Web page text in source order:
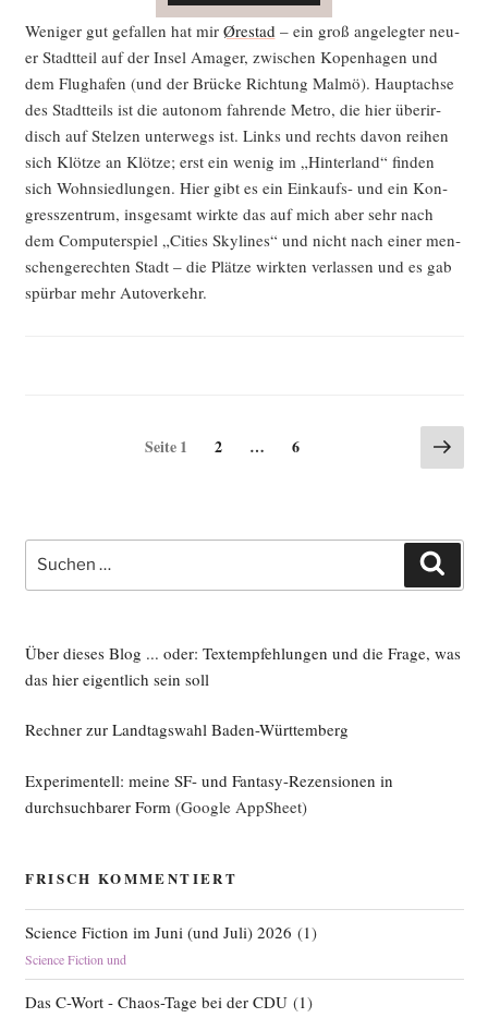
Weni­ger gut gefal­len hat mir Ørestad – ein groß ange­leg­ter neu­
er Stadt­teil auf der Insel Ama­ger, zwi­schen Kopen­ha­gen und
dem Flug­ha­fen (und der Brü­cke Rich­tung Mal­mö). Haupt­ach­se
des Stadt­teils ist die auto­nom fah­ren­de Metro, die hier über­ir­
disch auf Stel­zen unter­wegs ist. Links und rechts davon rei­hen
sich Klöt­ze an Klöt­ze; erst ein wenig im „Hin­ter­land“ fin­den
sich Wohn­sied­lun­gen. Hier gibt es ein Ein­kaufs- und ein Kon­
gress­zen­trum, ins­ge­samt wirk­te das auf mich aber sehr nach
dem Com­pu­ter­spiel „Cities Sky­li­nes“ und nicht nach einer men­
schen­ge­rech­ten Stadt – die Plät­ze wirk­ten ver­las­sen und es gab
spür­bar mehr Autoverkehr.
Seitennummerierung
Seite1 Seite
2 … Seite
6
Seite
Suche
nach:
Über dieses Blog ... oder: Textempfehlungen und die Frage, was
das hier eigentlich sein soll
Rechner zur Landtagswahl Baden-Württemberg
Experimentell: meine SF- und Fantasy-Rezensionen in
durchsuchbarer Form (Google AppSheet)
FRISCH KOMMENTIERT
Science Fiction im Juni (und Juli) 2026 (1)
Science Fiction und
Das C-Wort - Chaos-Tage bei der CDU(1)